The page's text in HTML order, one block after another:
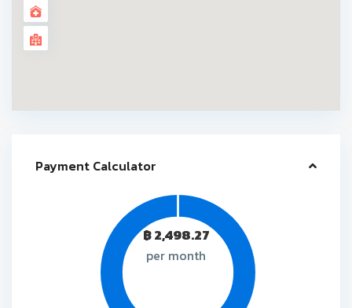
Payment Calculator
฿2,498.27
per month